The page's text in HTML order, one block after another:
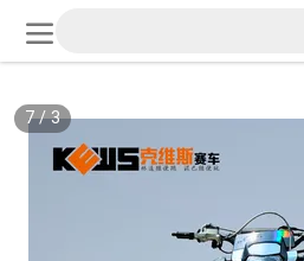
3
/
7